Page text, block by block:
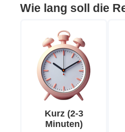
Wie lang soll die
Kurz (2-3
Minuten)